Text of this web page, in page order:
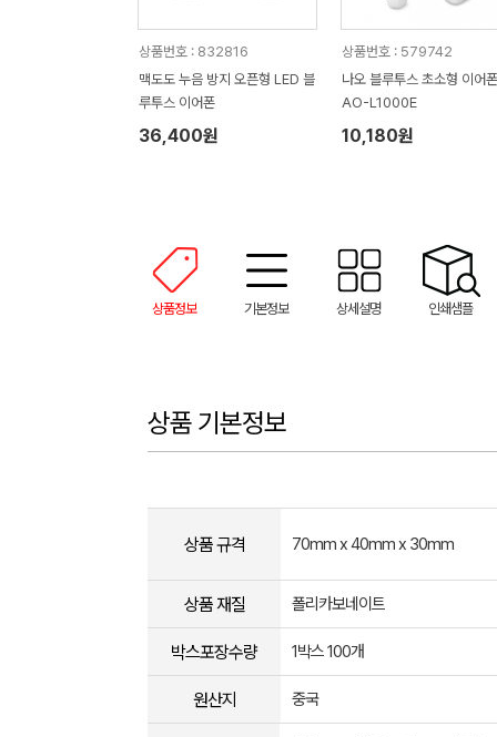
상품번호 : 832816
맥도도 누음 방지 오픈형 LED 블
루투스 이어폰
36,400원
상품번호 : 579742
나오 블루투스 초소형 이어
AO-L1000E
10,180원
상품정보 기본정보 상세설명 인쇄샘플
상품 기본정보
상품 규격 70mm x 40mm x 30mm
상품 재질 폴리카보네이트
박스포장수량 1박스 100개
원산지 중국